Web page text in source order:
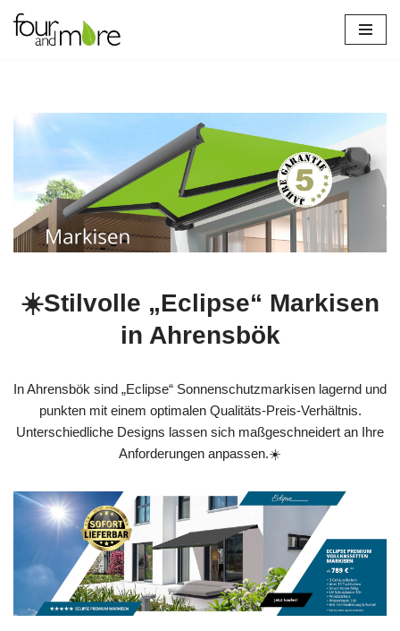
Zum
☀️Stilvolle „Eclipse“ Markisen
in Ahrensbök
In Ahrensbök sind „Eclipse“ Sonnenschutzmarkisen lagernd und
punkten mit einem optimalen Qualitäts-Preis-Verhältnis.
Unterschiedliche Designs lassen sich maßgeschneidert an Ihre
Anforderungen anpassen.☀️